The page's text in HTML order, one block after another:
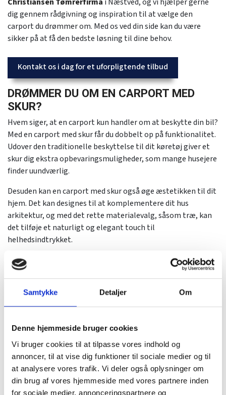
Samtykke Detaljer Om
Denne hjemmeside bruger cookies
Vi bruger cookies til at tilpasse vores indhold og
annoncer, til at vise dig funktioner til sociale medier og til
at analysere vores trafik. Vi deler også oplysninger om
din brug af vores hjemmeside med vores partnere inden
for sociale medier, annonceringspartnere og
Christiansen Tømrerfirma i Næstved, og vi hjælper gerne
dig gennem rådgivning og inspiration til at vælge den
carport du drømmer om. Med os ved din side kan du være
sikker på at få den bedste løsning til dine behov.
Kontakt os i dag for et uforpligtende tilbud
DRØMMER DU OM EN CARPORT MED
SKUR?
Hvem siger, at en carport kun handler om at beskytte din bil?
Med en carport med skur får du dobbelt op på funktionalitet.
Udover den traditionelle beskyttelse til dit køretøj giver et
skur dig ekstra opbevaringsmuligheder, som mange husejere
finder uundværlig.
Desuden kan en carport med skur også øge æstetikken til dit
hjem. Det kan designes til at komplementere dit hus
arkitektur, og med det rette materialevalg, såsom træ, kan
det tilføje et naturligt og elegant touch til
helhedsindtrykket.
STOR EKSPERTISE INDENFOR
CARPORTE
Med over 35 års erfaring i branchen er HEIN Christiansen
professionalisme, høje kvalitet af arbejde og for vores evne
til altid at efterlade vores kunder tilfredse. Du skal vælge os,
fordi vi ikke kun leverer et produkt - vi leverer en løsning, der
er skræddersyet til dine behov.
Hvis vi skal udføre kvalitetshåndværk for dig i Næstved,